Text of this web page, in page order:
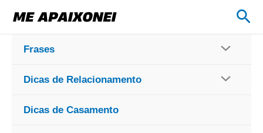
para
conteúdo
Frases
Dicas de Relacionamento
Dicas de Casamento